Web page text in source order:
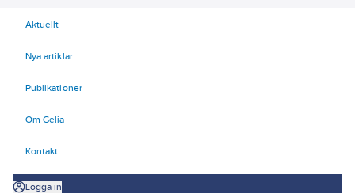
Aktuellt
Nya artiklar
Publikationer
Om Gelia
Kontakt
Logga in